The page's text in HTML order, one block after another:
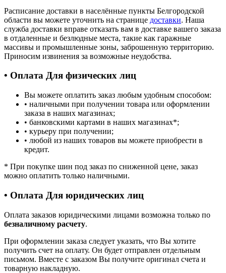
Расписание доставки в населённые пункты Белгородской
области вы можете уточнить на странице доставки. Наша
служба доставки вправе отказать вам в доставке вашего заказа
в отдаленные и безлюдные места, такие как гаражные
массивы и промышленные зоны, заброшенную территорию.
Приносим извинения за возможные неудобства.
• Оплата Для физических лиц
Вы можете оплатить заказ любым удобным способом:
• наличными при получении товара или оформлении
заказа в наших магазинах;
• банковскими картами в наших магазинах*;
• курьеру при получении;
• любой из наших товаров вы можете приобрести в
кредит.
* При покупке шин под заказ по сниженной цене, заказ
можно оплатить только наличными.
• Оплата Для юридических лиц
Оплата заказов юридическими лицами возможна только по
безналичному расчету.
При оформлении заказа следует указать, что Вы хотите
получить счет на оплату. Он будет отправлен отдельным
письмом. Вместе с заказом Вы получите оригинал счета и
товарную накладную.